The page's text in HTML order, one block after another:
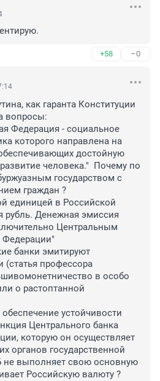
+58 –0
как гаранта Конституции
вопросы:
Федерация - социальное
которого направлена на
достойную
человека."  Почему по
государством с
граждан ?
единицей в Российской
рубль. Денежная эмиссия
Центральным
банки эмитируют
(статья профессора
в особо
о растоптанной
устойчивости
Центрального банка
которую он осуществляет
органов государственной
не выполняет свою основную
Российскую валюту ?